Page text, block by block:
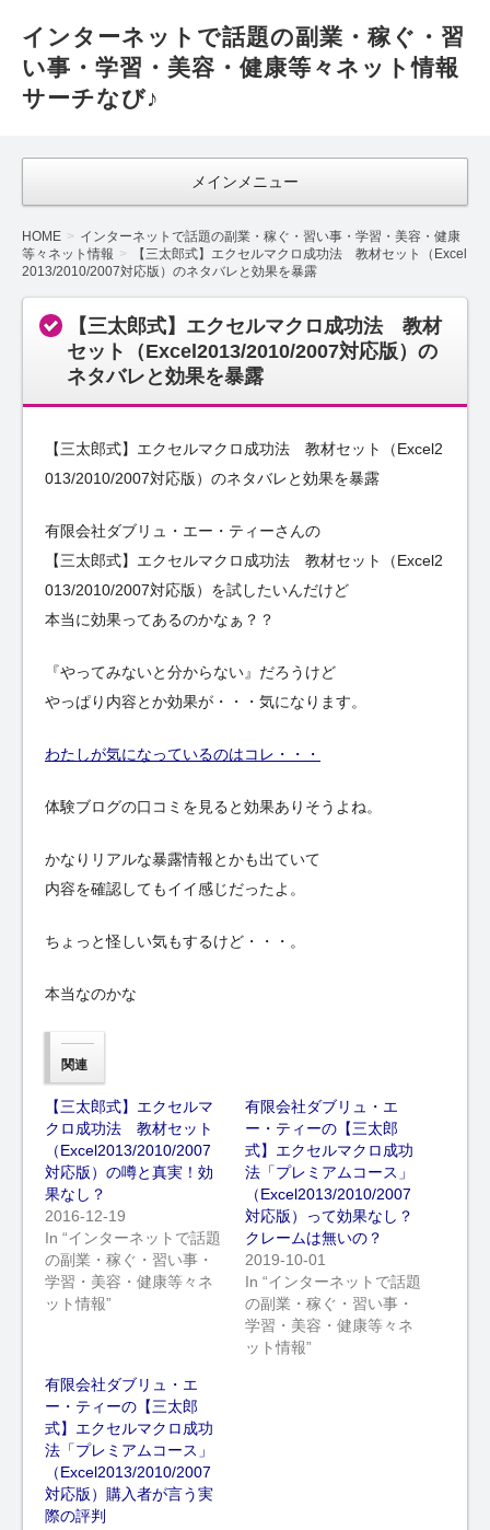
インターネットで話題の副業・稼ぐ・習
い事・学習・美容・健康等々ネット情報
サーチなび♪
メインメニュー
HOME
インターネットで話題の副業・稼ぐ・習い事・学習・美容・健康
等々ネット情報
【三太郎式】エクセルマクロ成功法 教材セット（Excel
2013/2010/2007対応版）のネタバレと効果を暴露
【三太郎式】エクセルマクロ成功法 教材
セット（Excel2013/2010/2007対応版）の
ネタバレと効果を暴露
【三太郎式】エクセルマクロ成功法 教材セット（Excel2
013/2010/2007対応版）のネタバレと効果を暴露
有限会社ダブリュ・エー・ティーさんの
【三太郎式】エクセルマクロ成功法 教材セット（Excel2
013/2010/2007対応版）を試したいんだけど
本当に効果ってあるのかなぁ？？
『やってみないと分からない』だろうけど
やっぱり内容とか効果が・・・気になります。
わたしが気になっているのはコレ・・・
体験ブログの口コミを見ると効果ありそうよね。
かなりリアルな暴露情報とかも出ていて
内容を確認してもイイ感じだったよ。
ちょっと怪しい気もするけど・・・。
本当なのかな
関連
【三太郎式】エクセルマ
クロ成功法 教材セット
（Excel2013/2010/2007
対応版）の噂と真実！効
果なし？
2016-12-19
In “インターネットで話題
の副業・稼ぐ・習い事・
学習・美容・健康等々ネ
ット情報”
有限会社ダブリュ・エ
ー・ティーの【三太郎
式】エクセルマクロ成功
法「プレミアムコース」
（Excel2013/2010/2007
対応版）って効果なし？
クレームは無いの？
2019-10-01
In “インターネットで話題
の副業・稼ぐ・習い事・
学習・美容・健康等々ネ
ット情報”
有限会社ダブリュ・エ
ー・ティーの【三太郎
式】エクセルマクロ成功
法「プレミアムコース」
（Excel2013/2010/2007
対応版）購入者が言う実
際の評判